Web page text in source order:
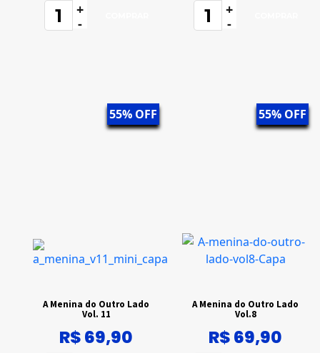
+
-
+
-
55% OFF
A Menina do Outro Lado
Vol. 11
R$ 69,90
55% OFF
A Menina do Outro Lado
Vol.8
R$ 69,90